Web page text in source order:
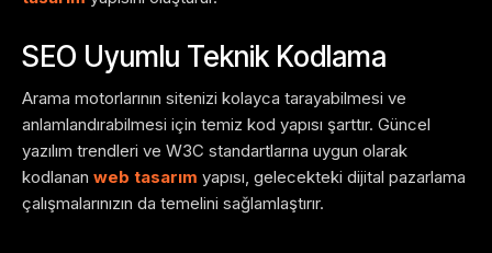
SEO Uyumlu Teknik Kodlama
Arama motorlarının sitenizi kolayca tarayabilmesi ve
anlamlandırabilmesi için temiz kod yapısı şarttır. Güncel
yazılım trendleri ve W3C standartlarına uygun olarak
kodlanan web tasarım yapısı, gelecekteki dijital pazarlama
çalışmalarınızın da temelini sağlamlaştırır.